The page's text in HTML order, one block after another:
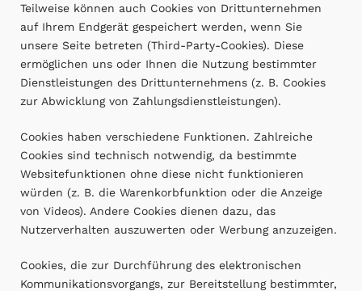
Teilweise können auch Cookies von Drittunternehmen
auf Ihrem Endgerät gespeichert werden, wenn Sie
unsere Seite betreten (Third-Party-Cookies). Diese
ermöglichen uns oder Ihnen die Nutzung bestimmter
Dienstleistungen des Drittunternehmens (z. B. Cookies
zur Abwicklung von Zahlungsdienstleistungen).
Cookies haben verschiedene Funktionen. Zahlreiche
Cookies sind technisch notwendig, da bestimmte
Websitefunktionen ohne diese nicht funktionieren
würden (z. B. die Warenkorbfunktion oder die Anzeige
von Videos). Andere Cookies dienen dazu, das
Nutzerverhalten auszuwerten oder Werbung anzuzeigen.
Cookies, die zur Durchführung des elektronischen
Kommunikationsvorgangs, zur Bereitstellung bestimmter,